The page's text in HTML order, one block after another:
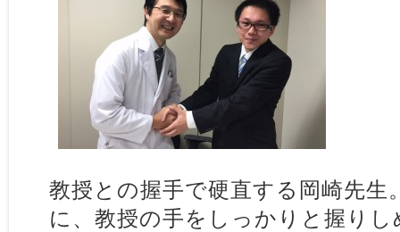
教授との握手で硬直する岡崎先生
に、教授の手をしっかりと握り